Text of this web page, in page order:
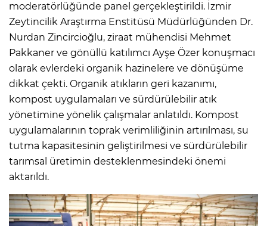
moderatörlüğünde panel gerçekleştirildi. İzmir
Zeytincilik Araştırma Enstitüsü Müdürlüğünden Dr.
Nurdan Zincircioğlu, ziraat mühendisi Mehmet
Pakkaner ve gönüllü katılımcı Ayşe Özer konuşmacı
olarak evlerdeki organik hazinelere ve dönüşüme
dikkat çekti. Organik atıkların geri kazanımı,
kompost uygulamaları ve sürdürülebilir atık
yönetimine yönelik çalışmalar anlatıldı. Kompost
uygulamalarının toprak verimliliğinin artırılması, su
tutma kapasitesinin geliştirilmesi ve sürdürülebilir
tarımsal üretimin desteklenmesindeki önemi
aktarıldı.